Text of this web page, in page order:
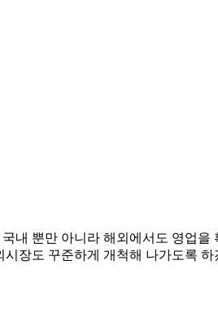
내 뿐만 아니라 해외에서도 영업
장도 꾸준하게 개척해 나가도록